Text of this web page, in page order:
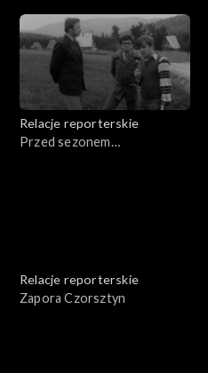
Relacje reporterskie
Przed sezonem
Relacje reporterskie
Zapora Czorsztyn